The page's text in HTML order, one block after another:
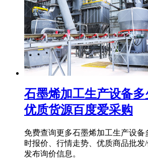
石墨烯加工生产设备
优质货源百度爱采购
免费查询更多石墨烯加工生产设
时报价、行情走势、优质商品批发
发布询价信息。